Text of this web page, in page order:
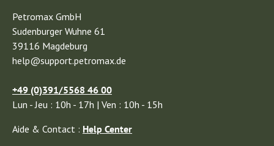
Petromax GmbH
Sudenburger Wuhne 61
39116 Magdeburg
help@support.petromax.de
+49 (0)391/5568 46 00
Lun - Jeu : 10h - 17h | Ven : 10h - 15h
Aide & Contact : Help Center